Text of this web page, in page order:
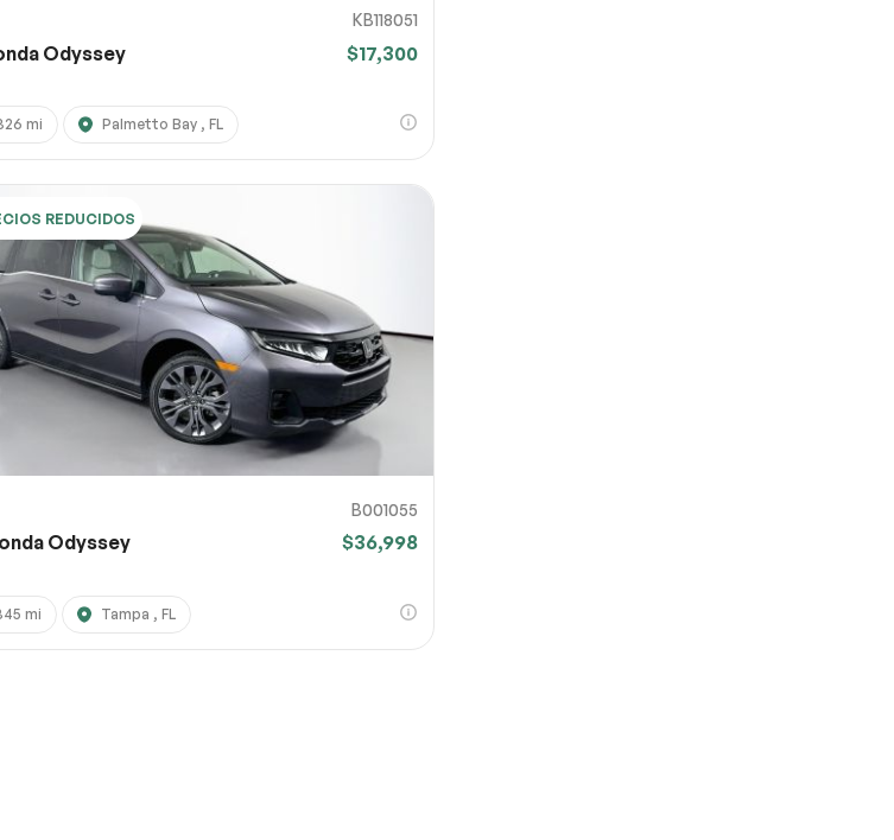
KB118051
Odyssey $17,300
mi Palmetto Bay , FL
REDUCIDOS
B001055
Odyssey $36,998
mi Tampa , FL